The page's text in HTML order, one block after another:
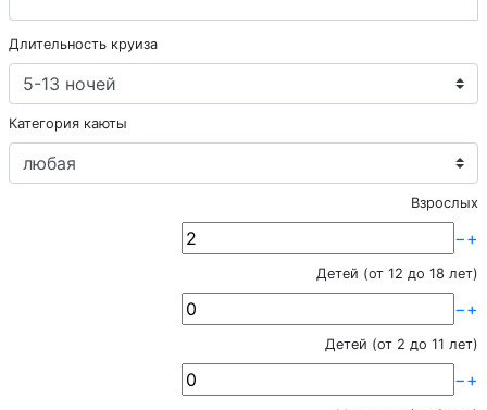
Длительность круиза
Категория каюты
Взрослых
−+
Детей (от 12 до 18 лет)
−+
Детей (от 2 до 11 лет)
−+